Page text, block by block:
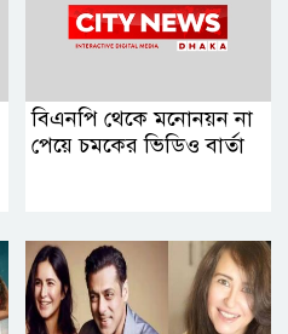
বিএনপি থেকে মনোনয়ন না
পেয়ে চমকের ভিডিও বার্তা